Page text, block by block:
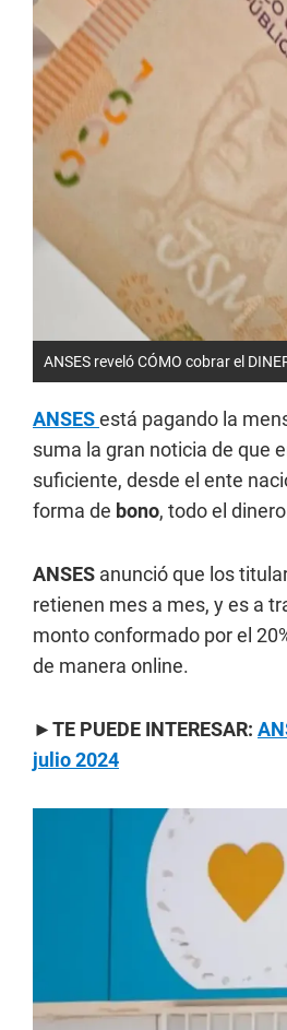
ANSES reveló CÓMO cobrar el
ANSESestá pagando la
suma la gran noticia de que
suficiente, desde el ente
forma de bono, todo el
ANSES anunció que los
retienen mes a mes, y es a
monto conformado por el
de manera online.
►TE PUEDE INTERESAR:
julio 2024